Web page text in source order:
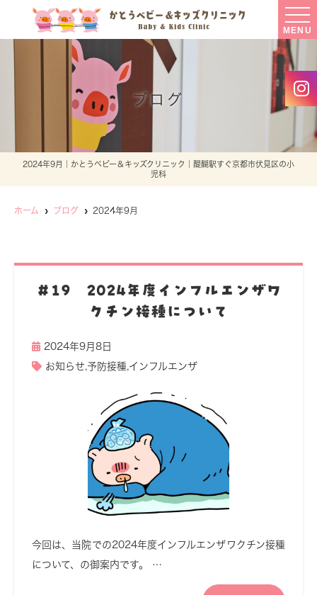
MENU
ブログ
2024年9月｜かとうベビー＆キッズクリニック｜醍醐駅すぐ京都市伏見区の小
児科
ホーム ブログ 2024年9月
＃19 2024年度インフルエンザワ
クチン接種について
2024年9月8日
お知らせ,予防接種,インフルエンザ
今回は、当院での2024年度インフルエンザワクチン接種
について、の御案内です。 …